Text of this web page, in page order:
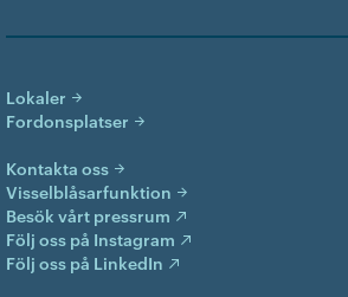
Lokaler
Fordonsplatser
Kontakta oss
Visselblåsarfunktion
Besök vårt pressrum
Följ oss på Instagram
Följ oss på LinkedIn